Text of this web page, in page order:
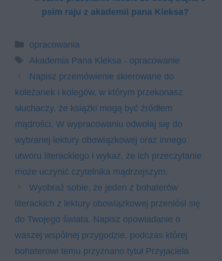
psim raju z akademii pana Kleksa?
Kategorie
opracowania
Tagi
Akademia Pana Kleksa - opracowanie
Napisz przemówienie skierowane do
koleżanek i kolegów, w którym przekonasz
słuchaczy, że książki mogą być źródłem
mądrości. W wypracowaniu odwołaj się do
wybranej lektury obowiązkowej oraz innego
utworu literackiego i wykaż, że ich przeczytanie
może uczynić czytelnika mądrzejszym.
Wyobraź sobie, że jeden z bohaterów
literackich z lektury obowiązkowej przeniósł się
do Twojego świata. Napisz opowiadanie o
waszej wspólnej przygodzie, podczas której
bohaterowi temu przyznano tytuł Przyjaciela